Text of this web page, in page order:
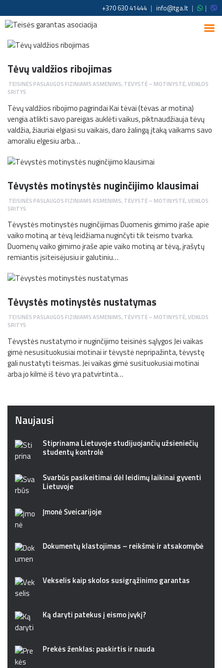
+370 630 41444 | info@tga.lt | |
Tėvų valdžios ribojimas
TEISINĖS PASLAUGOS FIZINIAMS ASMENIMS, TĖVYSTĖ – MOTINYSTĖ,VEIKLOS
SRITYS
Tėvų valdžios ribojimo pagrindai Kai tėvai (tėvas ar motina)
vengia atlikti savo pareigas auklėti vaikus, piktnaudžiauja tėvų
valdžia, žiauriai elgiasi su vaikais, daro žalingą įtaką vaikams savo
amoraliu elgesiu arba…
Tėvystės motinystės nuginčijimo klausimai
TEISINĖS PASLAUGOS FIZINIAMS ASMENIMS, TĖVYSTĖ – MOTINYSTĖ,VEIKLOS
SRITYS
Tėvystės motinystės nuginčijimas Duomenis gimimo įraše apie
vaiko motiną ar tėvą leidžiama nuginčyti tik teismo tvarka.
Duomenų vaiko gimimo įraše apie vaiko motiną ar tėvą, įrašytų
remiantis įsiteisėjusiu ir galutiniu…
Tėvystės motinystės nustatymas
TEISINĖS PASLAUGOS FIZINIAMS ASMENIMS, TĖVYSTĖ – MOTINYSTĖ,VEIKLOS
SRITYS
Tėvystės nustatymo ir nuginčijimo teisinės sąlygos Jei vaikas
gimė nesusituokusiai motinai ir tėvystė nepripažinta, tėvystę
gali nustatyti teismas. Jei vaikas gimė susituokusiai motinai
arba jo kilmė iš tėvo yra patvirtinta…
Naujausi
Stiprinama Lietuvoje studijuojančių užsieniečių
studentų kontrolė
Svarbūs pasikeitimai dėl leidimų laikinai gyventi
Lietuvoje
Įmonė Šveicarijoje
Dokumentų klastojimas – reikšmė ir atsakomybė
Vekselis kaip skolos susigrąžinimo garantas
Ką daryti patekus į eismo įvykį?
Prekės ženklas: paskirtis ir nauda